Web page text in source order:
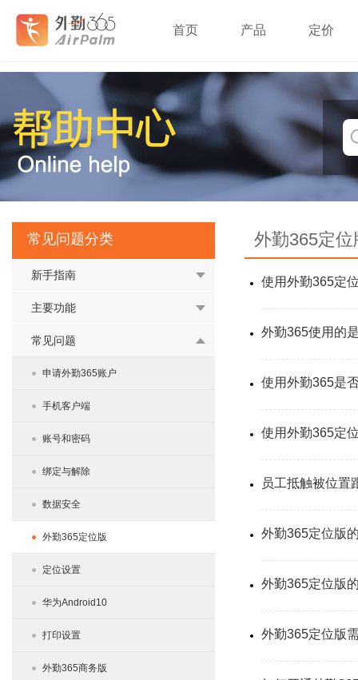
首页 产品 定价
常见问题分类
新手指南
主要功能
常见问题
申请外勤365账户
手机客户端
账号和密码
绑定与解除
数据安全
外勤365定位版
定位设置
华为Android10
打印设置
外勤365商务版
外勤365定位
使用外勤365定
外勤365使用的
使用外勤365是
使用外勤365定
员工抵触被位置
外勤365定位版
外勤365定位版
外勤365定位版